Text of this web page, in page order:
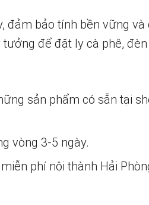
đảm bảo tính bền vững
để đặt ly cà phê, đèn
sản phẩm có sẵn tại
vòng 3-5 ngày.
phí nội thành Hải